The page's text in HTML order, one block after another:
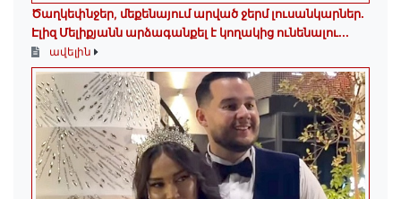
Ծաղկեփնջեր, մեքենայում արված ջերմ լուսանկարներ.
Էլիզ Մելիքյանն արձագանքել է կողակից ունենալու...
ավելին